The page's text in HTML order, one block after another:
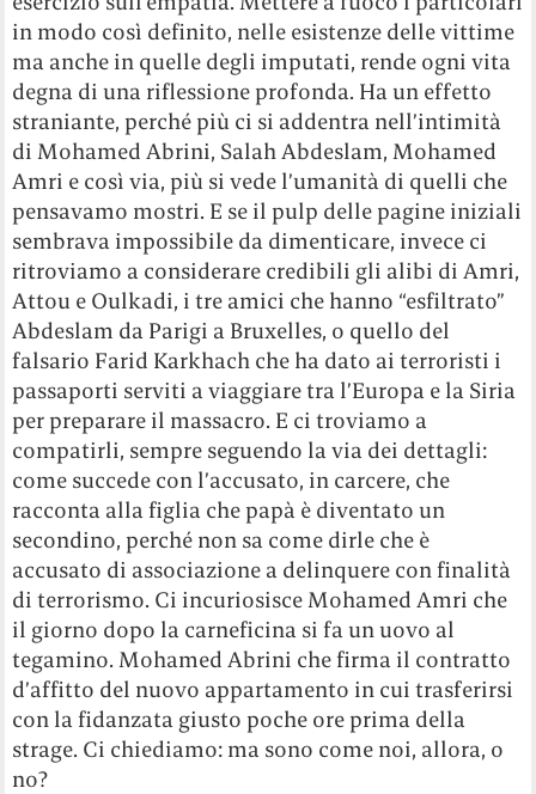
in modo così definito, nelle esistenze delle vittime
ma anche in quelle degli imputati, rende ogni vita
degna di una riflessione profonda. Ha un effetto
straniante, perché più ci si addentra nell’intimità
di Mohamed Abrini, Salah Abdeslam, Mohamed
Amri e così via, più si vede l’umanità di quelli che
pensavamo mostri. E se il pulp delle pagine iniziali
sembrava impossibile da dimenticare, invece ci
ritroviamo a considerare credibili gli alibi di Amri,
Attou e Oulkadi, i tre amici che hanno “esfiltrato”
Abdeslam da Parigi a Bruxelles, o quello del
falsario Farid Karkhach che ha dato ai terroristi i
passaporti serviti a viaggiare tra l’Europa e la Siria
per preparare il massacro. E ci troviamo a
compatirli, sempre seguendo la via dei dettagli:
come succede con l’accusato, in carcere, che
racconta alla figlia che papà è diventato un
secondino, perché non sa come dirle che è
accusato di associazione a delinquere con finalità
di terrorismo. Ci incuriosisce Mohamed Amri che
il giorno dopo la carneficina si fa un uovo al
tegamino. Mohamed Abrini che firma il contratto
d’affitto del nuovo appartamento in cui trasferirsi
con la fidanzata giusto poche ore prima della
strage. Ci chiediamo: ma sono come noi, allora, o
no?